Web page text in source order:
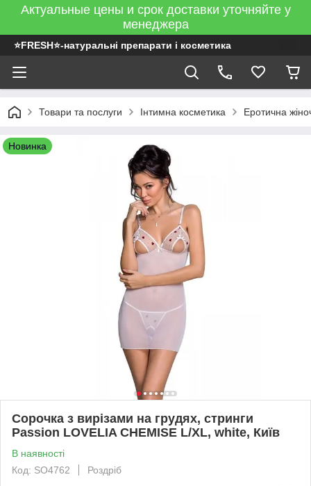
Актуальные цены и срок доставки уточняйте у
менеджера
⭐FRESH⭐-натуральні препарати і косметика
Товари та послуги Інтимна косметика Еротична
Новинка
Сорочка з вирізами на грудях, стринги
Passion LOVELIA CHEMISE L/XL, white, Київ
В наявності
Код: SO4762
Роздріб